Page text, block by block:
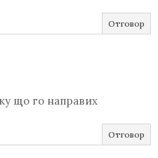
Отговор
що го направих
Отговор